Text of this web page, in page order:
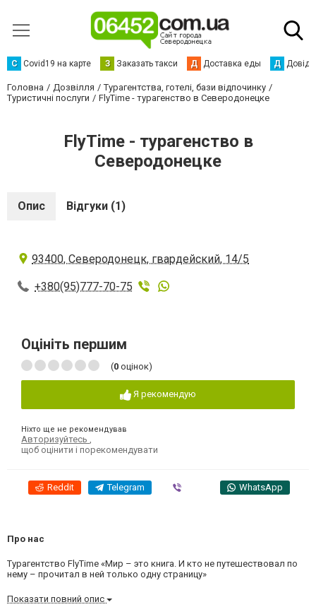
С Сovid19 на карте З Заказать такси Д Доставка еды Д
Головна Дозвілля
Турагентства, готелі, бази відпочинку
Туристичні послуги
FlyTime - турагенство в Северодонецке
FlyTime - турагенство в
Северодонецке
Опис Відгуки (1)
93400, Северодонецк, гвардейский, 14/5
+380(95)777-70-75
Оцініть першим
(0 оцінок)
Я рекомендую
Ніхто ще не рекомендував
Авторизуйтесь
щоб оцінити і порекомендувати
Reddit Telegram WhatsApp
Про нас
Турагентство FlyTime «Мир – это книга. И кто не путешествовал по
нему – прочитал в ней только одну страницу»
Показати повний опис